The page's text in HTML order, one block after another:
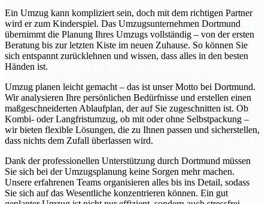
Ein Umzug kann kompliziert sein, doch mit dem richtigen Partner
wird er zum Kinderspiel. Das Umzugsunternehmen Dortmund
übernimmt die Planung Ihres Umzugs vollständig – von der ersten
Beratung bis zur letzten Kiste im neuen Zuhause. So können Sie
sich entspannt zurücklehnen und wissen, dass alles in den besten
Händen ist.
Umzug planen leicht gemacht – das ist unser Motto bei Dortmund.
Wir analysieren Ihre persönlichen Bedürfnisse und erstellen einen
maßgeschneiderten Ablaufplan, der auf Sie zugeschnitten ist. Ob
Kombi- oder Langfristumzug, ob mit oder ohne Selbstpackung –
wir bieten flexible Lösungen, die zu Ihnen passen und sicherstellen,
dass nichts dem Zufall überlassen wird.
Dank der professionellen Unterstützung durch Dortmund müssen
Sie sich bei der Umzugsplanung keine Sorgen mehr machen.
Unsere erfahrenen Teams organisieren alles bis ins Detail, sodass
Sie sich auf das Wesentliche konzentrieren können. Ein gut